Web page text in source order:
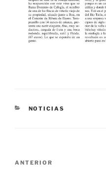
CATEGORÍAS
NOTICIAS
Navegación
Entrada
ANTERIOR